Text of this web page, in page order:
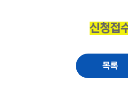
신청접
목록